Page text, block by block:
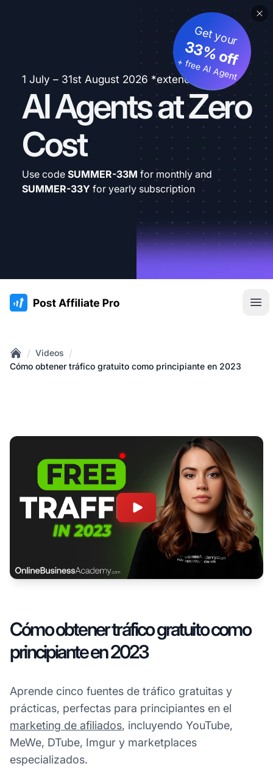
1 July – 31st August 2026 *extended
AI Agents at Zero
Cost
Get your
33% off
+ free AI Agent
Use code SUMMER-33M for monthly and
SUMMER-33Y for yearly subscription
:site.title
Home
/ Videos /
Cómo obtener tráfico gratuito como principiante en 2023
Cómo obtener tráfico gratuito como
principiante en 2023
Aprende cinco fuentes de tráfico gratuitas y
prácticas, perfectas para principiantes en el
marketing de afiliados, incluyendo YouTube,
MeWe, DTube, Imgur y marketplaces
especializados.